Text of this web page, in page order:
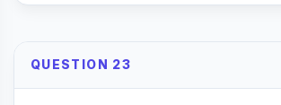
QUESTION 23